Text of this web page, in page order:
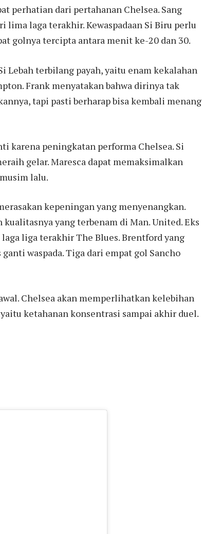
perhatian dari pertahanan Chelsea. Sang
lima laga terakhir. Kewaspadaan Si Biru perlu
golnya tercipta antara menit ke-20 dan 30.
Lebah terbilang payah, yaitu enam kekalahan
Frank menyatakan bahwa dirinya tak
tapi pasti berharap bisa kembali menang
karena peningkatan performa Chelsea. Si
gelar. Maresca dapat memaksimalkan
lalu.
kepeningan yang menyenangkan.
yang terbenam di Man. United. Eks
liga terakhir The Blues. Brentford yang
waspada. Tiga dari empat gol Sancho
Chelsea akan memperlihatkan kelebihan
ketahanan konsentrasi sampai akhir duel.